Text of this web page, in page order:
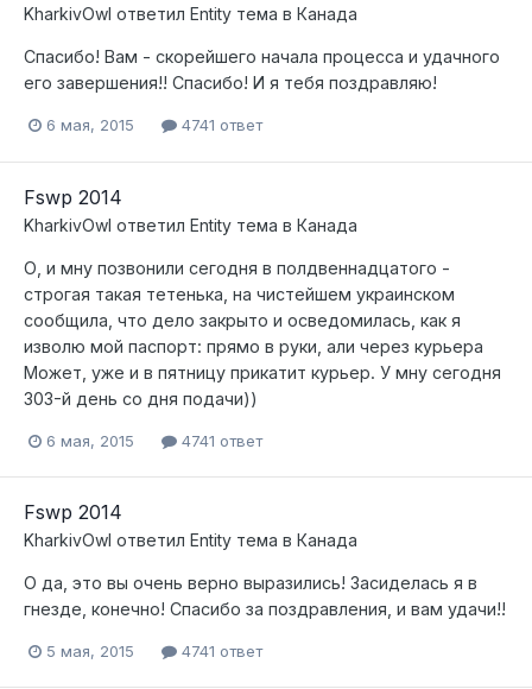
KharkivOwl ответил Entity тема в Канада
Спасибо! Вам - скорейшего начала процесса и удачного
его завершения!! Спасибо! И я тебя поздравляю!
6 мая, 2015 4741 ответ
Fswp 2014
KharkivOwl ответил Entity тема в Канада
О, и мну позвонили сегодня в полдвеннадцатого -
строгая такая тетенька, на чистейшем украинском
сообщила, что дело закрыто и осведомилась, как я
изволю мой паспорт: прямо в руки, али через курьера
Может, уже и в пятницу прикатит курьер. У мну сегодня
303-й день со дня подачи))
6 мая, 2015 4741 ответ
Fswp 2014
KharkivOwl ответил Entity тема в Канада
О да, это вы очень верно выразились! Засиделась я в
гнезде, конечно! Спасибо за поздравления, и вам удачи!!
5 мая, 2015 4741 ответ